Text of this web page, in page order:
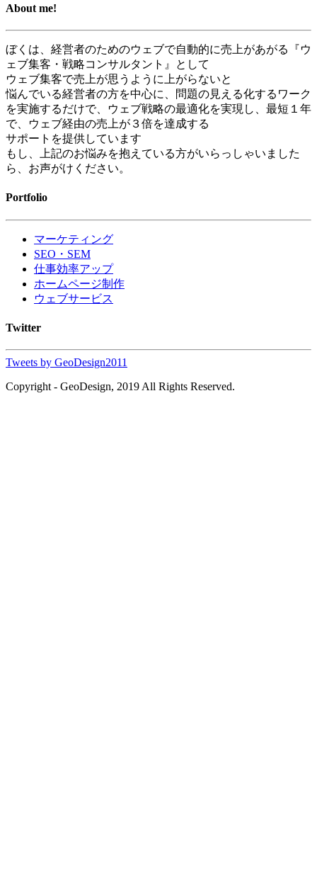
About me!
ぼくは、経営者のためのウェブで自動的に売上があがる『ウ
ェブ集客・戦略コンサルタント』として
ウェブ集客で売上が思うように上がらないと
悩んでいる経営者の方を中心に、問題の見える化するワーク
を実施するだけで、ウェブ戦略の最適化を実現し、最短１年
で、ウェブ経由の売上が３倍を達成する
サポートを提供しています
もし、上記のお悩みを抱えている方がいらっしゃいました
ら、お声がけください。
Portfolio
マーケティング
SEO・SEM
仕事効率アップ
ホームページ制作
ウェブサービス
Twitter
Tweets by GeoDesign2011
Copyright - GeoDesign, 2019 All Rights Reserved.